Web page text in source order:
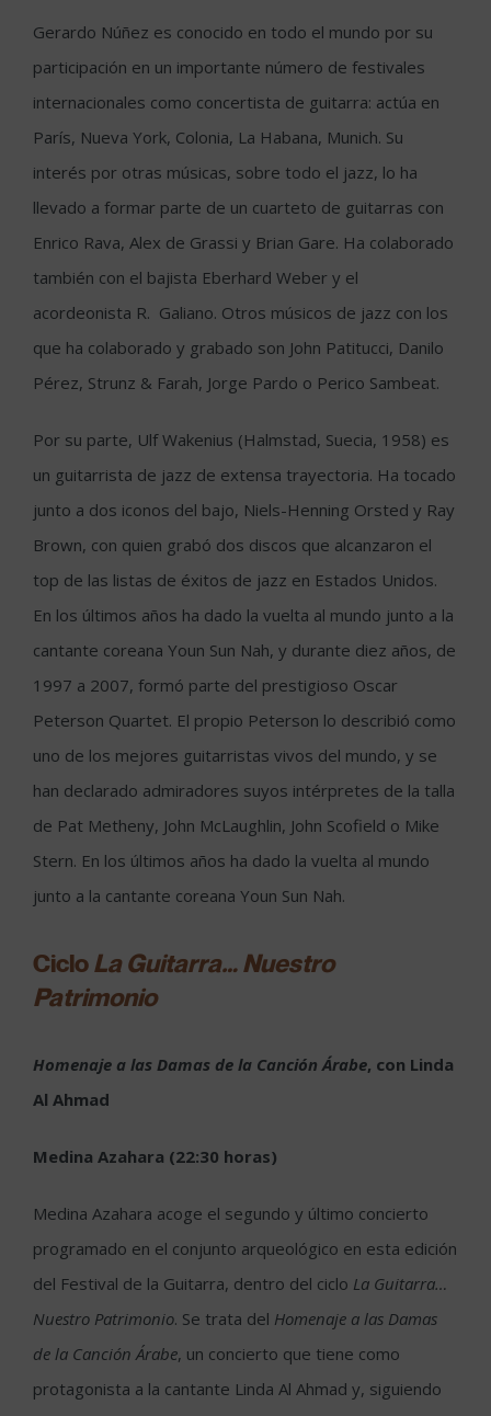
Gerardo Núñez es conocido en todo el mundo por su
participación en un importante número de festivales
internacionales como concertista de guitarra: actúa en
París, Nueva York, Colonia, La Habana, Munich. Su
interés por otras músicas, sobre todo el jazz, lo ha
llevado a formar parte de un cuarteto de guitarras con
Enrico Rava, Alex de Grassi y Brian Gare. Ha colaborado
también con el bajista Eberhard Weber y el
acordeonista R. Galiano. Otros músicos de jazz con los
que ha colaborado y grabado son John Patitucci, Danilo
Pérez, Strunz & Farah, Jorge Pardo o Perico Sambeat.
Por su parte, Ulf Wakenius (Halmstad, Suecia, 1958) es
un guitarrista de jazz de extensa trayectoria. Ha tocado
junto a dos iconos del bajo, Niels-Henning Orsted y Ray
Brown, con quien grabó dos discos que alcanzaron el
top de las listas de éxitos de jazz en Estados Unidos.
En los últimos años ha dado la vuelta al mundo junto a la
cantante coreana Youn Sun Nah, y durante diez años, de
1997 a 2007, formó parte del prestigioso Oscar
Peterson Quartet. El propio Peterson lo describió como
uno de los mejores guitarristas vivos del mundo, y se
han declarado admiradores suyos intérpretes de la talla
de Pat Metheny, John McLaughlin, John Scofield o Mike
Stern. En los últimos años ha dado la vuelta al mundo
junto a la cantante coreana Youn Sun Nah.
CicloLa Guitarra… Nuestro
Patrimonio
Homenaje a las Damas de la Canción Árabe, con Linda
Al Ahmad
Medina Azahara (22:30 horas)
Medina Azahara acoge el segundo y último concierto
programado en el conjunto arqueológico en esta edición
del Festival de la Guitarra, dentro del ciclo La Guitarra…
Nuestro Patrimonio. Se trata del Homenaje a las Damas
de la Canción Árabe, un concierto que tiene como
protagonista a la cantante Linda Al Ahmad y, siguiendo